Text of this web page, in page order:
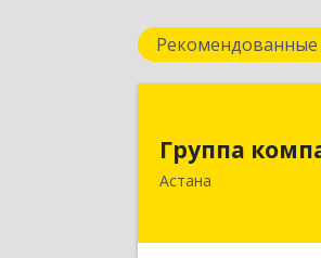
Группа
Астана
010000